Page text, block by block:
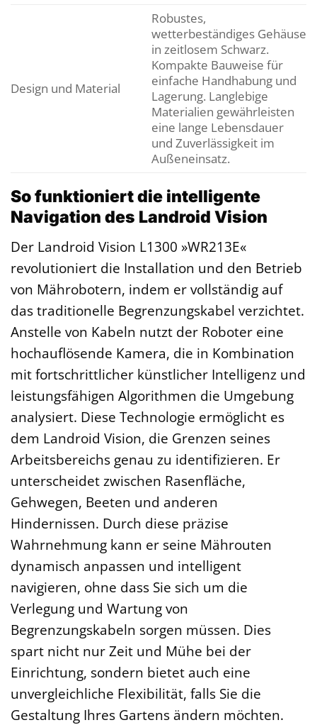
Design und Material
Robustes,
wetterbeständiges Gehäuse
in zeitlosem Schwarz.
Kompakte Bauweise für
einfache Handhabung und
Lagerung. Langlebige
Materialien gewährleisten
eine lange Lebensdauer
und Zuverlässigkeit im
Außeneinsatz.
So funktioniert die intelligente
Navigation des Landroid Vision
Der Landroid Vision L1300 »WR213E«
revolutioniert die Installation und den Betrieb
von Mährobotern, indem er vollständig auf
das traditionelle Begrenzungskabel verzichtet.
Anstelle von Kabeln nutzt der Roboter eine
hochauflösende Kamera, die in Kombination
mit fortschrittlicher künstlicher Intelligenz und
leistungsfähigen Algorithmen die Umgebung
analysiert. Diese Technologie ermöglicht es
dem Landroid Vision, die Grenzen seines
Arbeitsbereichs genau zu identifizieren. Er
unterscheidet zwischen Rasenfläche,
Gehwegen, Beeten und anderen
Hindernissen. Durch diese präzise
Wahrnehmung kann er seine Mährouten
dynamisch anpassen und intelligent
navigieren, ohne dass Sie sich um die
Verlegung und Wartung von
Begrenzungskabeln sorgen müssen. Dies
spart nicht nur Zeit und Mühe bei der
Einrichtung, sondern bietet auch eine
unvergleichliche Flexibilität, falls Sie die
Gestaltung Ihres Gartens ändern möchten.